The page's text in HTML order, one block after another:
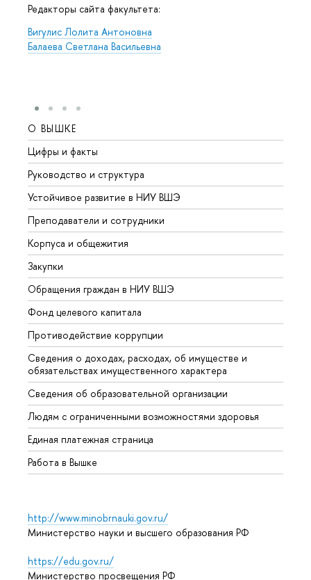
Редакторы сайта факультета:
Вигулис Лолита Антоновна
Балаева Светлана Васильевна
О ВЫШКЕ
Цифры и факты
Руководство и структура
Устойчивое развитие в НИУ ВШЭ
Преподаватели и сотрудники
Корпуса и общежития
Закупки
Обращения граждан в НИУ ВШЭ
Фонд целевого капитала
Противодействие коррупции
Сведения о доходах, расходах, об имуществе и
обязательствах имущественного характера
Сведения об образовательной организации
Людям с ограниченными возможностями здоровья
Единая платежная страница
Работа в Вышке
http://www.minobrnauki.gov.ru/
Министерство науки и высшего образования РФ
https://edu.gov.ru/
Министерство просвещения РФ